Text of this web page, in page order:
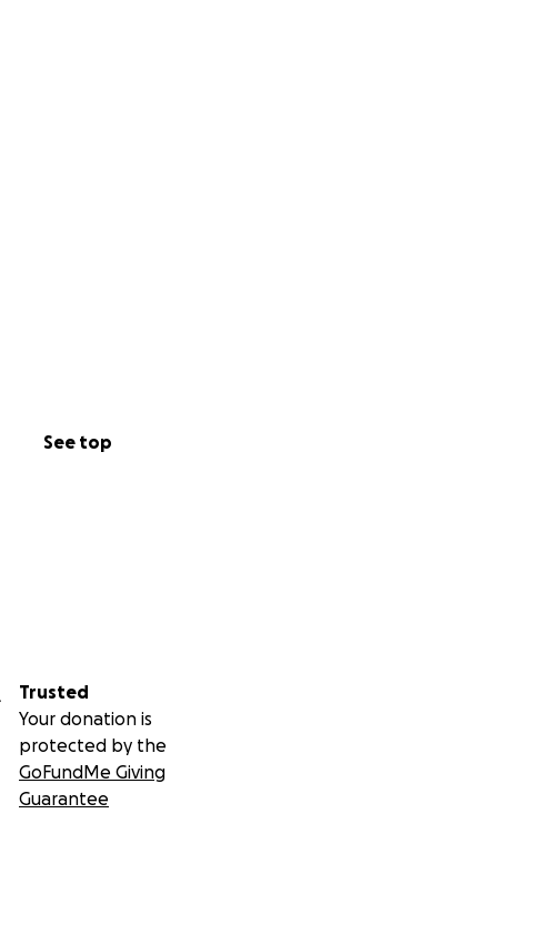
See top
Trusted
Your donation is
protected by the
GoFundMe Giving
Guarantee